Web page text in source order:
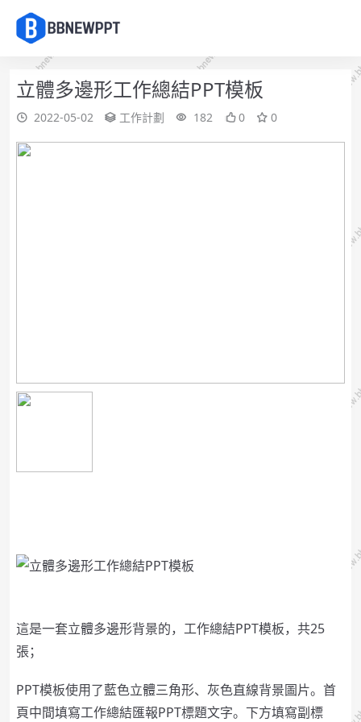
立體多邊形工作總結PPT模板
2022-05-02 工作計劃 182 0 0
這是一套立體多邊形背景的，工作總結PPT模板，共25
張；
PPT模板使用了藍色立體三角形、灰色直線背景圖片。首
頁中間填寫工作總結匯報PPT標題文字。下方填寫副標